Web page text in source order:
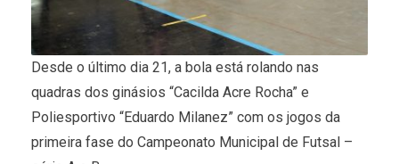
Desde o último dia 21, a bola está rolando nas
quadras dos ginásios “Cacilda Acre Rocha” e
Poliesportivo “Eduardo Milanez” com os jogos da
primeira fase do Campeonato Municipal de Futsal –